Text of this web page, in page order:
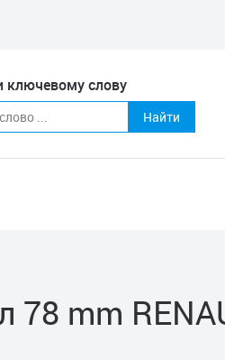
ключевому слову
Найти
mm